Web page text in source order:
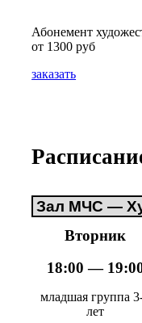
Абонемент
от 1300 руб
заказать
Вторник
18:00 —
младшая группа
лет